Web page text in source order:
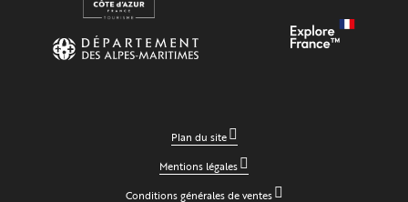
Plan du site
Mentions légales
Conditions générales de ventes